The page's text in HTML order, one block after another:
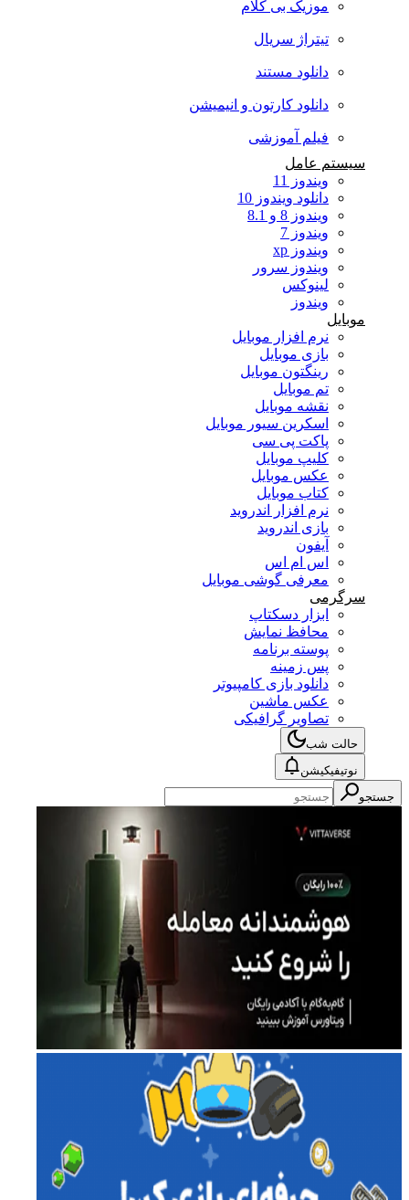
موزیک بی کلام
تیتراژ سریال
دانلود مستند
دانلود کارتون و انیمیشن
فیلم آموزشی
سیستم عامل
ویندوز 11
دانلود ویندوز 10
ویندوز 8 و 8.1
ویندوز 7
ویندوز xp
ویندوز سرور
لینوکس
ویندوز
موبایل
نرم افزار موبایل
بازی موبایل
رینگتون موبایل
تم موبایل
نقشه موبایل
اسکرین سیور موبایل
پاکت پی سی
کلیپ موبایل
عکس موبایل
کتاب موبایل
نرم افزار اندروید
بازی اندروید
آیفون
اس ام اس
معرفی گوشی موبایل
سرگرمی
ابزار دسکتاپ
محافظ نمایش
پوسته برنامه
پس زمینه
دانلود بازی کامپیوتر
عکس ماشین
تصاویر گرافیکی
حالت شب
نوتیفیکیشن
جستجو